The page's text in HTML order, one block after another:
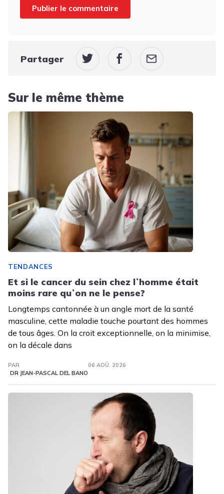
Partager
Sur le même thème
TENDANCES
Et si le cancer du sein chez lʼhomme était
moins rare quʼon ne le pense?
Longtemps cantonnée à un angle mort de la santé
masculine, cette maladie touche pourtant des hommes
de tous âges. On la croit exceptionnelle, on la minimise,
on la décale dans
PAR
DR JEAN-PASCAL DEL BANO
06 AOÛ. 2026